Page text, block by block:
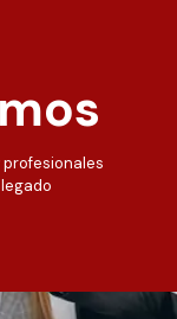
profesionales